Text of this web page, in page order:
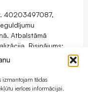
izmantojam tādas
ierīces informācijai.
40203497087,
Atbalstāmā
Risinājums:
izstrāde.